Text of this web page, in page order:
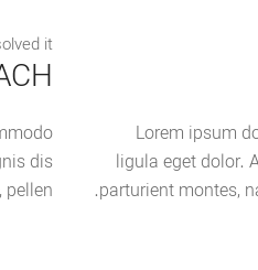
Lorem ipsum
ligula eget dolor.
parturient montes,
it
dis
, pellen.